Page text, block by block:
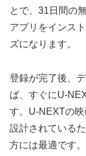
とで、31日間の
アプリをインス
ズになります。
登録が完了後、
ば、すぐにU-
す。U-NEXTの
設計されている
方には最適です